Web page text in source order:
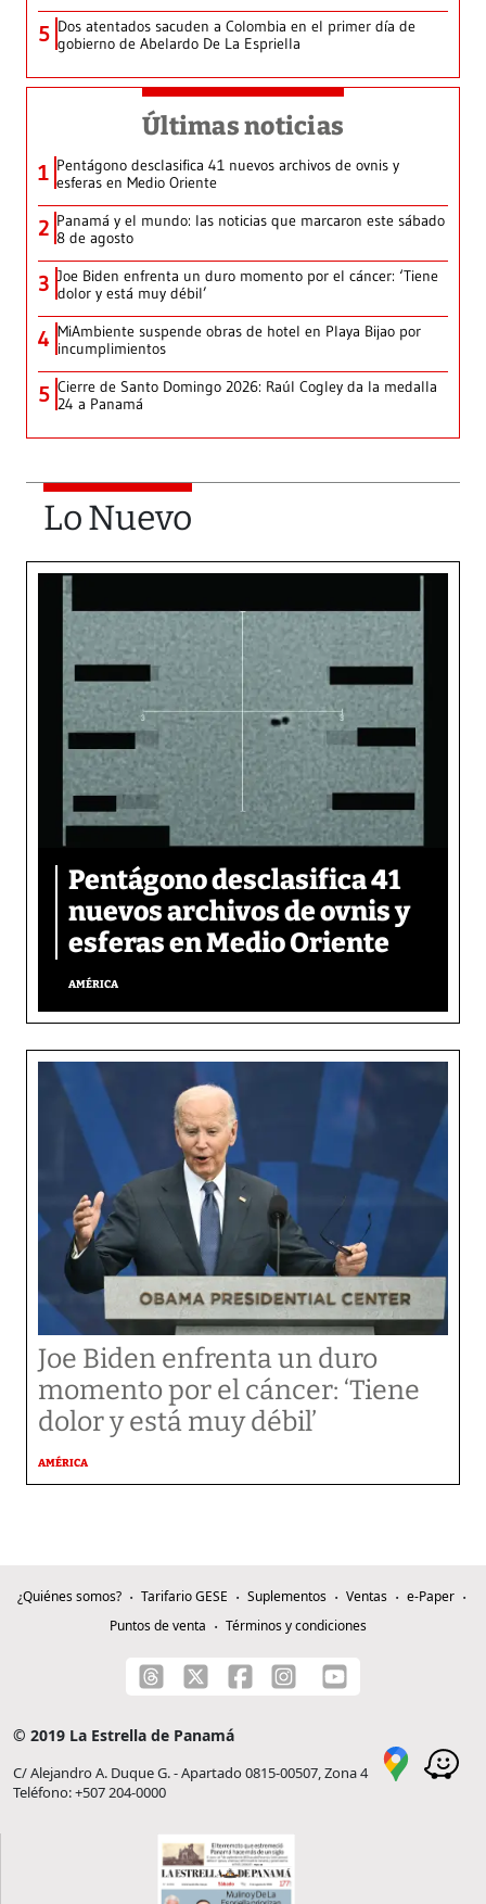
5 Dos atentados sacuden a Colombia en el primer día de
gobierno de Abelardo De La Espriella
Últimas noticias
1 Pentágono desclasifica 41 nuevos archivos de ovnis y
esferas en Medio Oriente
2 Panamá y el mundo: las noticias que marcaron este sábado
8 de agosto
3 Joe Biden enfrenta un duro momento por el cáncer: ‘Tiene
dolor y está muy débil’
4 MiAmbiente suspende obras de hotel en Playa Bijao por
incumplimientos
5 Cierre de Santo Domingo 2026: Raúl Cogley da la medalla
24 a Panamá
Lo Nuevo
Pentágono desclasifica 41
nuevos archivos de ovnis y
esferas en Medio Oriente
AMÉRICA
Joe Biden enfrenta un duro
momento por el cáncer: ‘Tiene
dolor y está muy débil’
AMÉRICA
¿Quiénes somos? Tarifario GESE Suplementos Ventas
e-Paper
Puntos de venta
Términos y condiciones
© 2019 La Estrella de Panamá
C/ Alejandro A. Duque G. - Apartado 0815-00507, Zona 4
Teléfono: +507 204-0000